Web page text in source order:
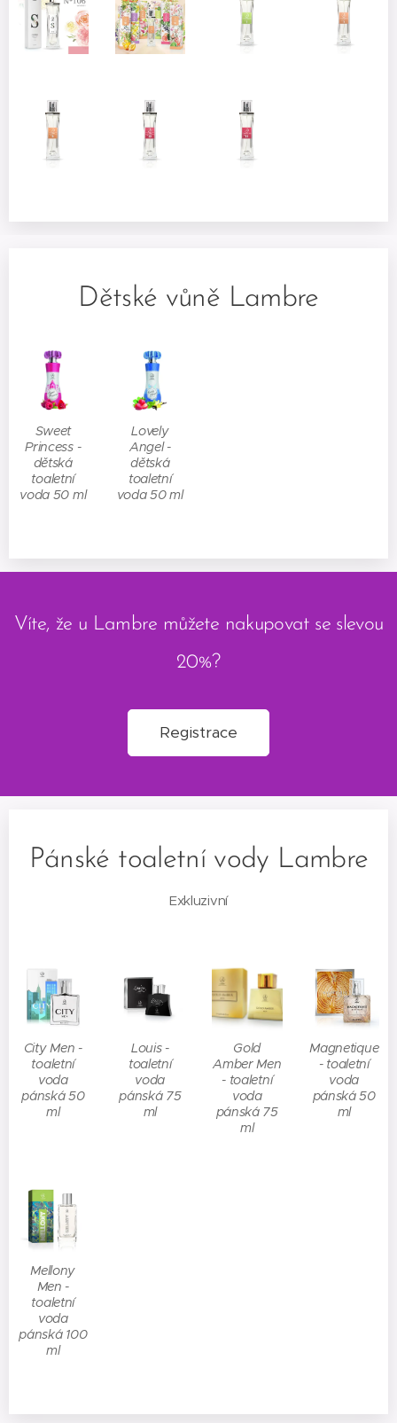
Dětské vůně Lambre
Sweet
Princess -
dětská
toaletní
voda 50 ml
Lovely
Angel -
dětská
toaletní
voda 50 ml
Víte, že u Lambre můžete nakupovat se slevou
20%?
Registrace
Pánské toaletní vody Lambre
Exkluzivní
City Men -
toaletní
voda
pánská 50
ml
Louis -
toaletní
voda
pánská 75
ml
Gold
Amber Men
- toaletní
voda
pánská 75
ml
Magnetique
- toaletní
voda
pánská 50
ml
Mellony
Men -
toaletní
voda
pánská 100
ml